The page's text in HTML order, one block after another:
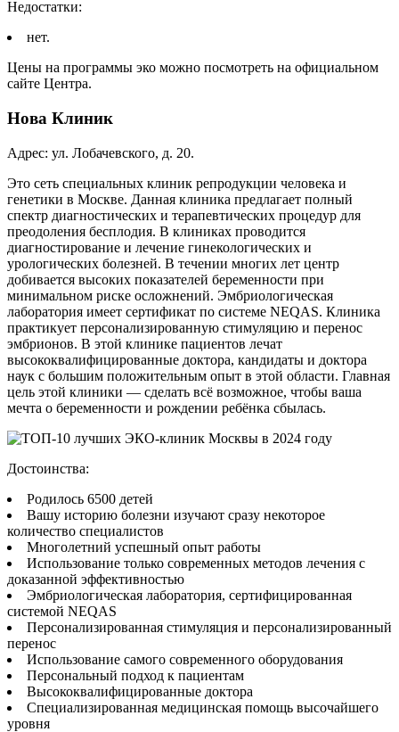
Недостатки:
нет.
Цены на программы эко можно посмотреть на официальном
сайте Центра.
Нова Клиник
Адрес: ул. Лобачевского, д. 20.
Это сеть специальных клиник репродукции человека и
генетики в Москве. Данная клиника предлагает полный
спектр диагностических и терапевтических процедур для
преодоления бесплодия. В клиниках проводится
диагностирование и лечение гинекологических и
урологических болезней. В течении многих лет центр
добивается высоких показателей беременности при
минимальном риске осложнений. Эмбриологическая
лаборатория имеет сертификат по системе NEQAS. Клиника
практикует персонализированную стимуляцию и перенос
эмбрионов. В этой клинике пациентов лечат
высококвалифицированные доктора, кандидаты и доктора
наук с большим положительным опыт в этой области. Главная
цель этой клиники — сделать всё возможное, чтобы ваша
мечта о беременности и рождении ребёнка сбылась.
Достоинства:
Родилось 6500 детей
Вашу историю болезни изучают сразу некоторое
количество специалистов
Многолетний успешный опыт работы
Использование только современных методов лечения с
доказанной эффективностью
Эмбриологическая лаборатория, сертифицированная
системой NEQAS
Персонализированная стимуляция и персонализированный
перенос
Использование самого современного оборудования
Персональный подход к пациентам
Высококвалифицированные доктора
Специализированная медицинская помощь высочайшего
уровня